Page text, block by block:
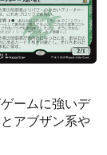
ームに強いデ
アブザン系や